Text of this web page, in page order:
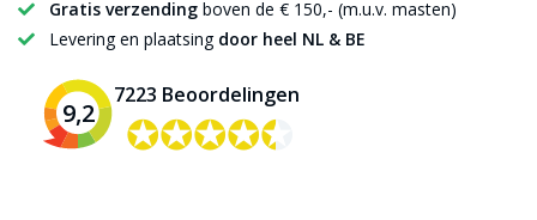
Gratis verzending boven de € 150,- (m.u.v. masten)
Levering en plaatsing door heel NL & BE
9,2
7223 Beoordelingen
✪✪✪✪✪
✪✪✪✪✪